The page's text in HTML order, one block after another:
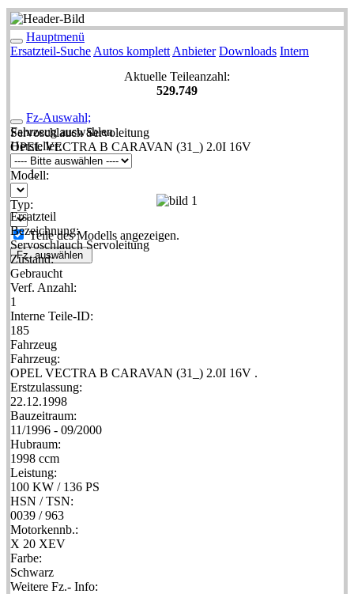
Hauptmenü
Ersatzteil-Suche Autos komplett Anbieter Downloads Intern
Aktuelle Teileanzahl:
529.749
Fz-Auswahl;
Fahrzeug auswählen
Hersteller:
Modell:
Typ:
Teile des Modells angezeigen.
Fz. auswählen
Servoschlauch Servoleitung
OPEL VECTRA B CARAVAN (31_) 2.0I 16V
Ersatzteil
Bezeichnung:
Servoschlauch Servoleitung
Zustand:
Gebraucht
Verf. Anzahl:
1
Interne Teile-ID:
185
Fahrzeug
Fahrzeug:
OPEL VECTRA B CARAVAN (31_) 2.0I 16V .
Erstzulassung:
22.12.1998
Bauzeitraum:
11/1996 - 09/2000
Hubraum:
1998 ccm
Leistung:
100 KW / 136 PS
HSN / TSN:
0039 / 963
Motorkennb.:
X 20 XEV
Farbe:
Schwarz
Weitere Fz.- Info: